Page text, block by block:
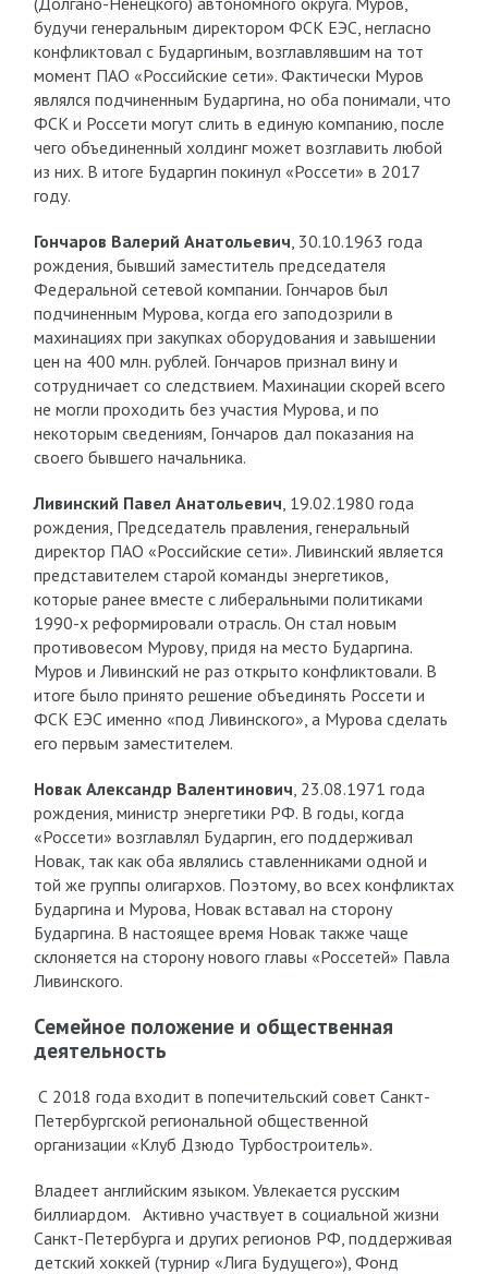
будучи генеральным директором ФСК ЕЭС, негласно
конфликтовал с Бударгиным, возглавлявшим на тот
момент ПАО «Российские сети». Фактически Муров
являлся подчиненным Бударгина, но оба понимали, что
ФСК и Россети могут слить в единую компанию, после
чего объединенный холдинг может возглавить любой
из них. В итоге Бударгин покинул «Россети» в 2017
году.
Гончаров Валерий Анатольевич, 30.10.1963 года
рождения, бывший заместитель председателя
Федеральной сетевой компании. Гончаров был
подчиненным Мурова, когда его заподозрили в
махинациях при закупках оборудования и завышении
цен на 400 млн. рублей. Гончаров признал вину и
сотрудничает со следствием. Махинации скорей всего
не могли проходить без участия Мурова, и по
некоторым сведениям, Гончаров дал показания на
своего бывшего начальника.
Ливинский Павел Анатольевич, 19.02.1980 года
рождения, Председатель правления, генеральный
директор ПАО «Российские сети». Ливинский является
представителем старой команды энергетиков,
которые ранее вместе с либеральными политиками
1990-х реформировали отрасль. Он стал новым
противовесом Мурову, придя на место Бударгина.
Муров и Ливинский не раз открыто конфликтовали. В
итоге было принято решение объединять Россети и
ФСК ЕЭС именно «под Ливинского», а Мурова сделать
его первым заместителем.
Новак Александр Валентинович, 23.08.1971 года
рождения, министр энергетики РФ. В годы, когда
«Россети» возглавлял Бударгин, его поддерживал
Новак, так как оба являлись ставленниками одной и
той же группы олигархов. Поэтому, во всех конфликтах
Бударгина и Мурова, Новак вставал на сторону
Бударгина. В настоящее время Новак также чаще
склоняется на сторону нового главы «Россетей» Павла
Ливинского.
Семейное положение и общественная
деятельность
С 2018 года входит в попечительский совет Санкт-
Петербургской региональной общественной
организации «Клуб Дзюдо Турбостроитель».
Владеет английским языком. Увлекается русским
биллиардом. Активно участвует в социальной жизни
Санкт-Петербурга и других регионов РФ, поддерживая
детский хоккей (турнир «Лига Будущего»), Фонд